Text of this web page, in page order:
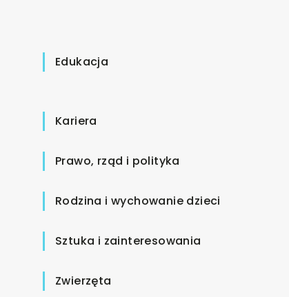
Edukacja
Kariera
Prawo, rząd i polityka
Rodzina i wychowanie dzieci
Sztuka i zainteresowania
Zwierzęta